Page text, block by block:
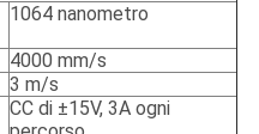
1064 nanometro
4000 mm/s
3 m/s
CC di ±15V, 3A ogni